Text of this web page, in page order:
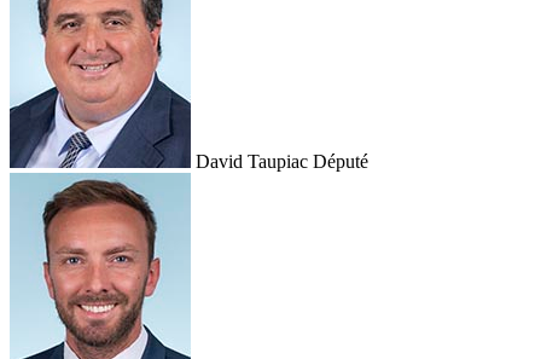
David Taupiac Député